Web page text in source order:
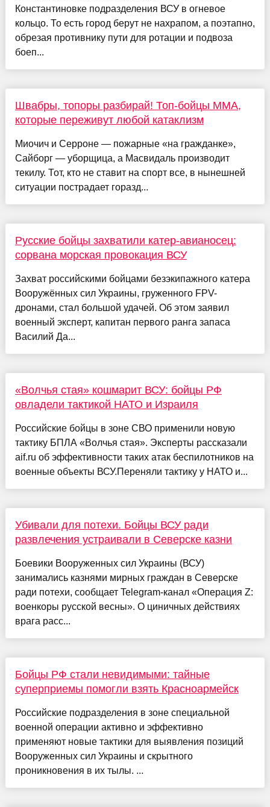
Константиновке подразделения ВСУ в огневое
кольцо. То есть город берут не нахрапом, а поэтапно,
обрезая противнику пути для ротации и подвоза
боеп...
Швабры, топоры разбирай! Топ-бойцы ММА,
которые переживут любой катаклизм
Миочич и Серроне — пожарные «на гражданке»,
Сайборг — уборщица, а Масвидаль производит
текилу. Тот, кто не ставит на спорт все, в нынешней
ситуации пострадает горазд...
Русские бойцы захватили катер-авианосец:
сорвана морская провокация ВСУ
Захват российскими бойцами безэкипажного катера
Вооружённых сил Украины, груженного FPV-
дронами, стал большой удачей. Об этом заявил
военный эксперт, капитан первого ранга запаса
Василий Да...
«Волчья стая» кошмарит ВСУ: бойцы РФ
овладели тактикой НАТО и Израиля
Российские бойцы в зоне СВО применили новую
тактику БПЛА «Волчья стая». Эксперты рассказали
aif.ru об эффективности таких атак беспилотников на
военные объекты ВСУ.Переняли тактику у НАТО и...
Убивали для потехи. Бойцы ВСУ ради
развлечения устраивали в Северске казни
Боевики Вооруженных сил Украины (ВСУ)
занимались казнями мирных граждан в Северске
ради потехи, сообщает Telegram-канал «Операция Z:
военкоры русской весны». О циничных действиях
врага расс...
Бойцы РФ стали невидимыми: тайные
суперприемы помогли взять Красноармейск
Российские подразделения в зоне специальной
военной операции активно и эффективно
применяют новые тактики для выявления позиций
Вооруженных сил Украины и скрытного
проникновения в их тылы. ...